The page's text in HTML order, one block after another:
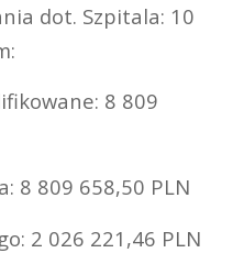
dot. Szpitala: 10
8 809
8 809 658,50 PLN
2 026 221,46 PLN